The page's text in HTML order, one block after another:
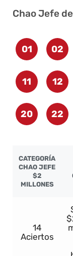
Chao Jefe
01 02
11 12
20 22
CATEGORÍA
CHAO JEFE
$2
MILLONES
14
Aciertos